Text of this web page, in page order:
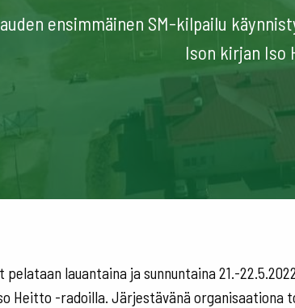
ensimmäinen SM-kilpailu
Ison kirjan Iso
lauantaina ja sunnuntaina 21.-
Heitto -radoilla. Järjestävänä organisaationa